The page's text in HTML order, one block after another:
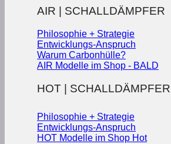
AIR | SCHALLDÄMPFER
Philosophie + Strategie
Entwicklungs-Anspruch
Warum Carbonhülle?
AIR Modelle im Shop - BALD
HOT | SCHALLDÄMPFER
Philosophie + Strategie
Entwicklungs-Anspruch
HOT Modelle im Shop